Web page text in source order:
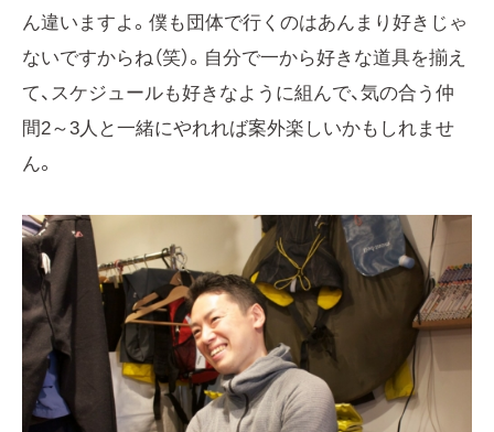
ん違いますよ。僕も団体で行くのはあんまり好きじゃ
ないですからね（笑）。自分で一から好きな道具を揃え
て、スケジュールも好きなように組んで、気の合う仲
間2～3人と一緒にやれれば案外楽しいかもしれませ
ん。